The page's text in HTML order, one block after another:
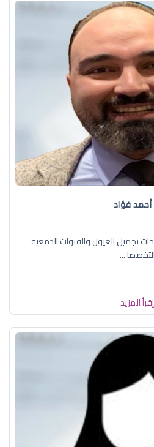
فؤاد
تجميل العيون والقنوات الدمعية
...
إقرأ المزيد